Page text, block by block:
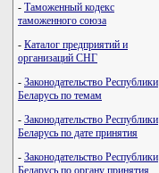
- Таможенный кодекс
таможенного союза
- Каталог предприятий и
организаций СНГ
- Законодательство Республики
Беларусь по темам
- Законодательство Республики
Беларусь по дате принятия
- Законодательство Республики
Беларусь по органу принятия